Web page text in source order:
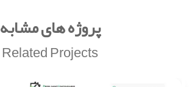
پروژه های مشابه
Related Projects